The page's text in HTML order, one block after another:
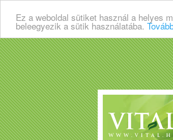
Ez a weboldal sütiket használ a helyes
beleegyezik a sütik használatába.